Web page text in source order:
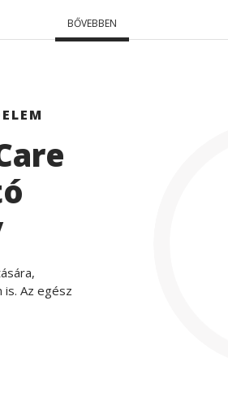
BŐVEBBEN
Az egész